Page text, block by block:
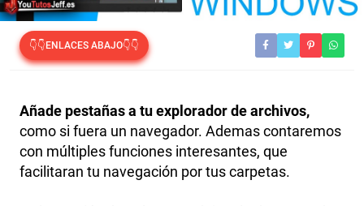
👇👇ENLACES ABAJO👇👇
Añade pestañas a tu explorador de archivos,
como si fuera un navegador. Ademas contaremos
con múltiples funciones interesantes, que
facilitaran tu navegación por tus carpetas.